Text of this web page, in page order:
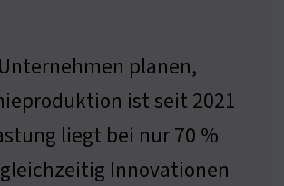
planen,
ist seit 2021
liegt bei nur 70 %
Innovationen